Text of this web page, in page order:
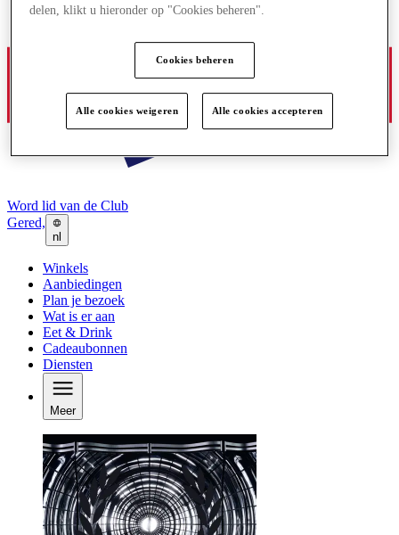
Word lid van de Club
Gered,
nl
Winkels
Aanbiedingen
Plan je bezoek
Wat is er aan
Eet & Drink
Cadeaubonnen
Diensten
Meer
delen, klikt u hieronder op "Cookies beheren".
Cookies beheren
Alle cookies weigeren Alle cookies accepteren